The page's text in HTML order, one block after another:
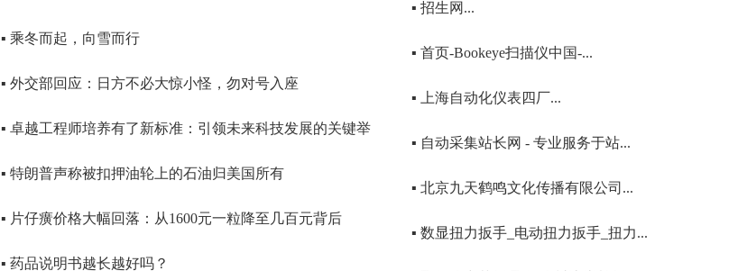
▪ 乘冬而起，向雪而行
▪ 外交部回应：日方不必大惊小怪，勿对号入座
▪ 卓越工程师培养有了新标准：引领未来科技发展的关键举
▪ 特朗普声称被扣押油轮上的石油归美国所有
▪ 片仔癀价格大幅回落：从1600元一粒降至几百元背后
▪ 药品说明书越长越好吗？
▪ 招生网...
▪ 首页-Bookeye扫描仪中国-...
▪ 上海自动化仪表四厂...
▪ 自动采集站长网 - 专业服务于站...
▪ 北京九天鹤鸣文化传播有限公司...
▪ 数显扭力扳手_电动扭力扳手_扭力...